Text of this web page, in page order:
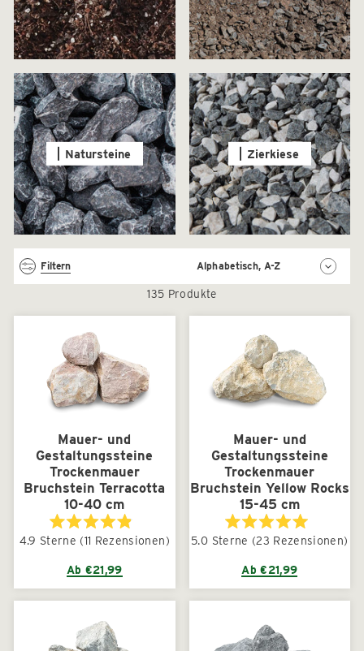
Natursteine Zierkiese
Filtern
135 Produkte
Mauer- und
Gestaltungssteine
Trockenmauer
Bruchstein Terracotta
10-40 cm
Mit
4.9
5
Sternen
bewertet
4.9 Sterne (11 Rezensionen)
Ab €21,99
Mauer- und
Gestaltungssteine
Trockenmauer
Bruchstein Yellow Rocks
15-45 cm
Mit
5.0
5
Sternen
bewertet
5.0 Sterne (23 Rezensionen)
Ab €21,99